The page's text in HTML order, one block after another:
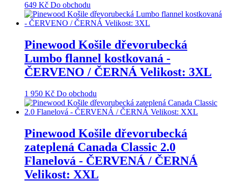
649 Kč Do obchodu
Pinewood Košile dřevorubecká
Lumbo flannel kostkovaná -
ČERVENO / ČERNÁ Velikost: 3XL
1 950 Kč Do obchodu
Pinewood Košile dřevorubecká
zateplená Canada Classic 2.0
Flanelová - ČERVENÁ / ČERNÁ
Velikost: XXL